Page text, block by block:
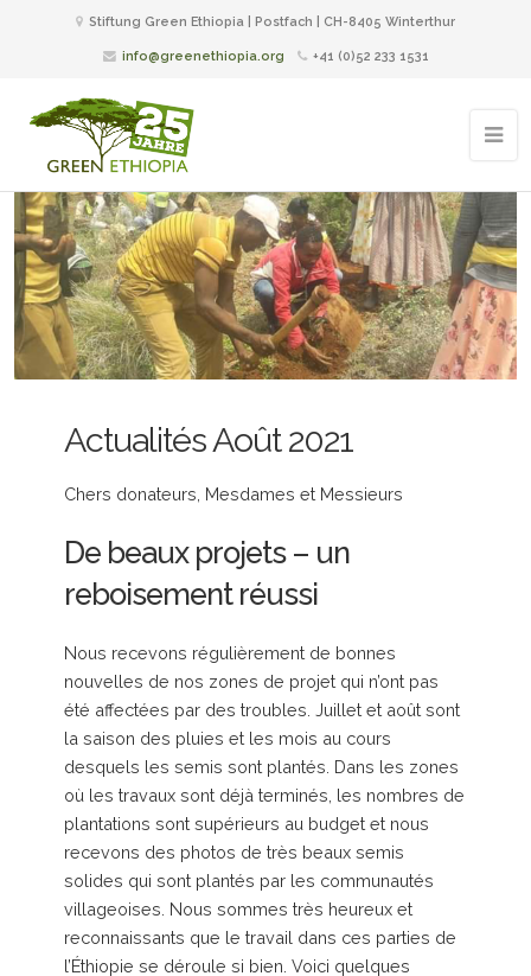
Stiftung Green Ethiopia | Postfach | CH-8405 Winterthur
info@greenethiopia.org +41 (0)52 233 1531
Actualités Août 2021
Chers donateurs, Mesdames et Messieurs
De beaux projets – un
reboisement réussi
Nous recevons régulièrement de bonnes
nouvelles de nos zones de projet qui n’ont pas
été affectées par des troubles. Juillet et août sont
la saison des pluies et les mois au cours
desquels les semis sont plantés. Dans les zones
où les travaux sont déjà terminés, les nombres de
plantations sont supérieurs au budget et nous
recevons des photos de très beaux semis
solides qui sont plantés par les communautés
villageoises. Nous sommes très heureux et
reconnaissants que le travail dans ces parties de
l’Éthiopie se déroule si bien. Voici quelques